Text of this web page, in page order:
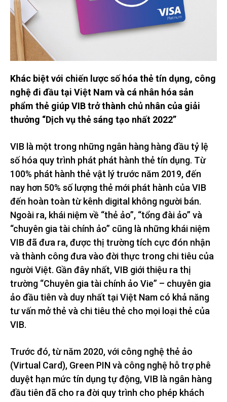
Khác biệt với chiến lược số hóa thẻ tín dụng, công
nghệ đi đầu tại Việt Nam và cá nhân hóa sản
phẩm thẻ giúp VIB trở thành chủ nhân của giải
thưởng “Dịch vụ thẻ sáng tạo nhất 2022”
VIB là một trong những ngân hàng hàng đầu tỷ lệ
số hóa quy trình phát phát hành thẻ tín dụng. Từ
100% phát hành thẻ vật lý trước năm 2019, đến
nay hơn 50% số lượng thẻ mới phát hành của VIB
đến hoàn toàn từ kênh digital không người bán.
Ngoài ra, khái niệm về “thẻ ảo”, “tổng đài ảo” và
“chuyên gia tài chính ảo” cũng là những khái niệm
VIB đã đưa ra, được thị trường tích cực đón nhận
và thành công đưa vào đời thực trong chi tiêu của
người Việt. Gần đây nhất, VIB giới thiệu ra thị
trường “Chuyên gia tài chính ảo Vie” – chuyên gia
ảo đầu tiên và duy nhất tại Việt Nam có khả năng
tư vấn mở thẻ và chi tiêu thẻ cho mọi loại thẻ của
VIB.
Trước đó, từ năm 2020, với công nghệ thẻ ảo
(Virtual Card), Green PIN và công nghệ hỗ trợ phê
duyệt hạn mức tín dụng tự động, VIB là ngân hàng
đầu tiên đã cho ra đời quy trình cho phép khách